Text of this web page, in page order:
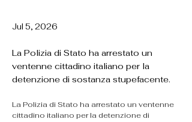
Jul 5, 2026
La Polizia di Stato ha arrestato un
ventenne cittadino italiano per la
detenzione di sostanza stupefacente.
La Polizia di Stato ha arrestato un ventenne
cittadino italiano per la detenzione di